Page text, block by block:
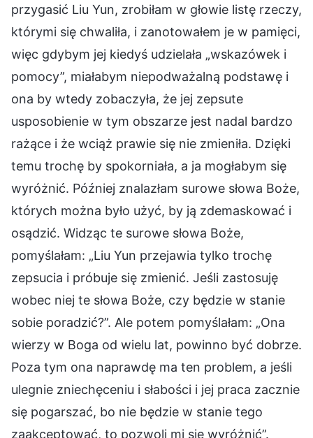
przygasić Liu Yun, zrobiłam w głowie listę rzeczy,
którymi się chwaliła, i zanotowałem je w pamięci,
więc gdybym jej kiedyś udzielała „wskazówek i
pomocy”, miałabym niepodważalną podstawę i
ona by wtedy zobaczyła, że jej zepsute
usposobienie w tym obszarze jest nadal bardzo
rażące i że wciąż prawie się nie zmieniła. Dzięki
temu trochę by spokorniała, a ja mogłabym się
wyróżnić. Później znalazłam surowe słowa Boże,
których można było użyć, by ją zdemaskować i
osądzić. Widząc te surowe słowa Boże,
pomyślałam: „Liu Yun przejawia tylko trochę
zepsucia i próbuje się zmienić. Jeśli zastosuję
wobec niej te słowa Boże, czy będzie w stanie
sobie poradzić?”. Ale potem pomyślałam: „Ona
wierzy w Boga od wielu lat, powinno być dobrze.
Poza tym ona naprawdę ma ten problem, a jeśli
ulegnie zniechęceniu i słabości i jej praca zacznie
się pogarszać, bo nie będzie w stanie tego
zaakceptować, to pozwoli mi się wyróżnić”.